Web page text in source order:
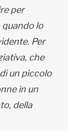
per
lo
Per
che
un piccolo
in un
della